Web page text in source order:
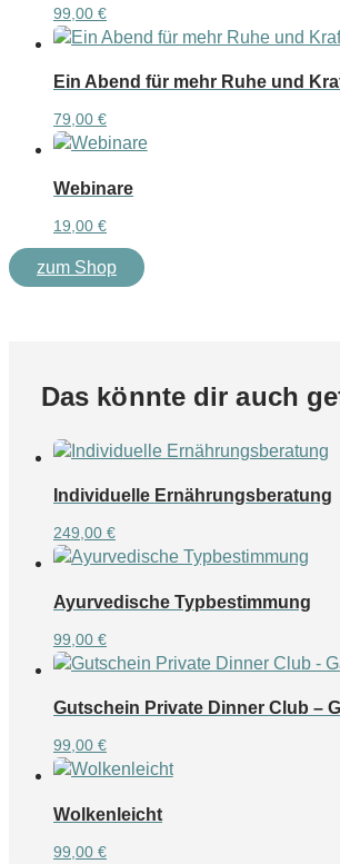
99,00 €
Ein Abend für mehr Ruhe und
79,00 €
Webinare
19,00 €
zum Shop
Das könnte dir auch
Individuelle Ernährungsberatung
249,00 €
Ayurvedische Typbestimmung
99,00 €
Gutschein Private Dinner Club –
99,00 €
Wolkenleicht
99,00 €